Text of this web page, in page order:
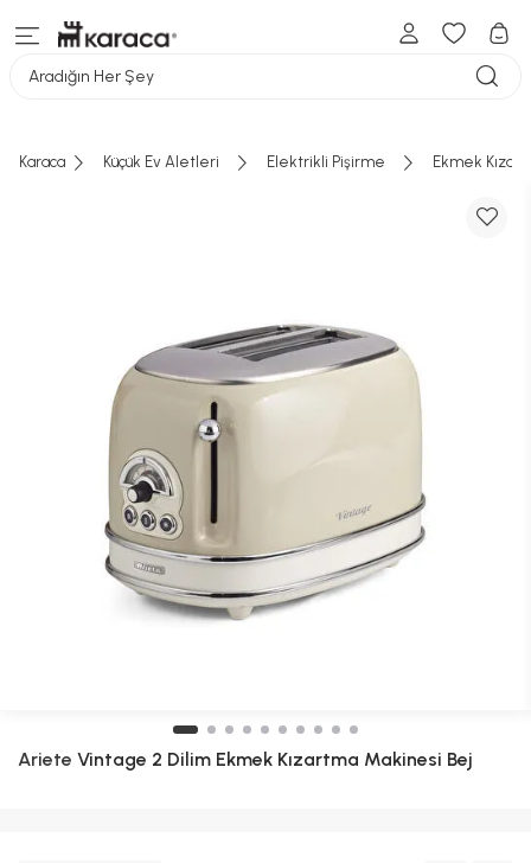
Aradığın Her Şey
Karaca Küçük Ev Aletleri Elektrikli Pişirme Ekmek
Ariete Vintage 2 Dilim Ekmek Kızartma Makinesi Bej